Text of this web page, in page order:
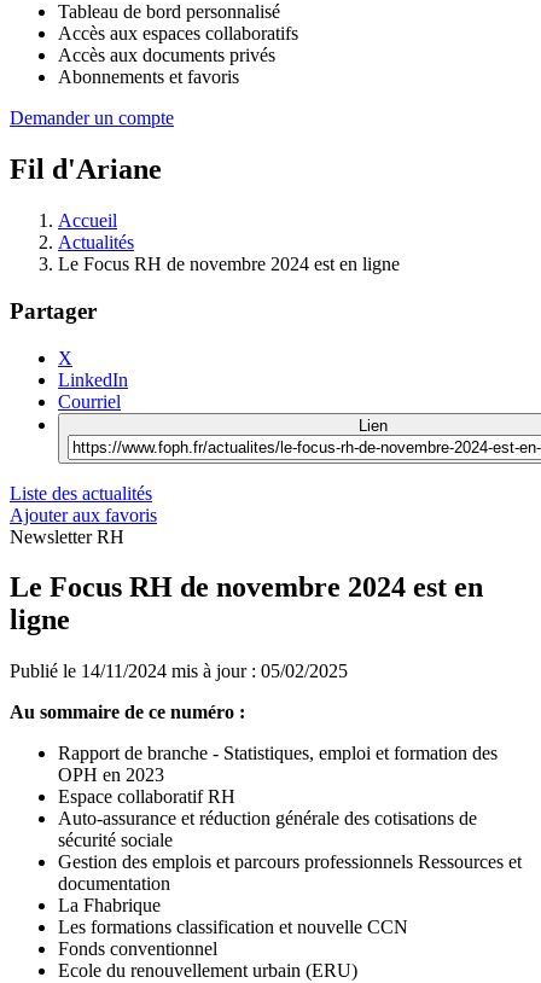
Tableau de bord personnalisé
Accès aux espaces collaboratifs
Accès aux documents privés
Abonnements et favoris
Demander un compte
Fil d'Ariane
Accueil
Actualités
Le Focus RH de novembre 2024 est en ligne
Partager
X
LinkedIn
Courriel
Lien
Liste des actualités
Ajouter aux favoris
Newsletter RH
Le Focus RH de novembre 2024 est en
ligne
Publié le 14/11/2024 mis à jour : 05/02/2025
Au sommaire de ce numéro :
Rapport de branche - Statistiques, emploi et formation des
OPH en 2023
Espace collaboratif RH
Auto-assurance et réduction générale des cotisations de
sécurité sociale
Gestion des emplois et parcours professionnels Ressources et
documentation
La Fhabrique
Les formations classification et nouvelle CCN
Fonds conventionnel
Ecole du renouvellement urbain (ERU)